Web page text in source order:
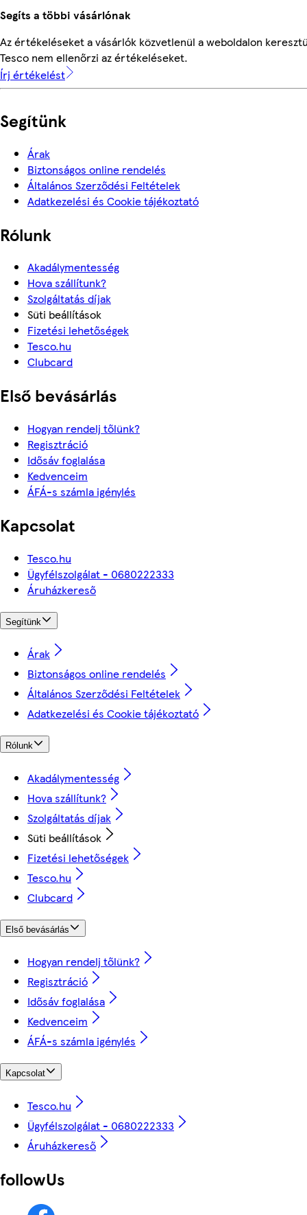
Segíts a többi vásárlónak
Az értékeléseket a vásárlók közvetlenül a weboldalon
Tesco nem ellenőrzi az értékeléseket.
Írj értékelést
Segítünk
Árak
Biztonságos online rendelés
Általános Szerződési Feltételek
Adatkezelési és Cookie tájékoztató
Rólunk
Akadálymentesség
Hova szállítunk?
Szolgáltatás díjak
Süti beállítások
Fizetési lehetőségek
Tesco.hu
Clubcard
Első bevásárlás
Hogyan rendelj tőlünk?
Regisztráció
Idősáv foglalása
Kedvenceim
ÁFÁ-s számla igénylés
Kapcsolat
Tesco.hu
Ügyfélszolgálat - 0680222333
Áruházkereső
Segítünk
Árak
Biztonságos online rendelés
Általános Szerződési Feltételek
Adatkezelési és Cookie tájékoztató
Rólunk
Akadálymentesség
Hova szállítunk?
Szolgáltatás díjak
Süti beállítások
Fizetési lehetőségek
Tesco.hu
Clubcard
Első bevásárlás
Hogyan rendelj tőlünk?
Regisztráció
Idősáv foglalása
Kedvenceim
ÁFÁ-s számla igénylés
Kapcsolat
Tesco.hu
Ügyfélszolgálat - 0680222333
Áruházkereső
followUs